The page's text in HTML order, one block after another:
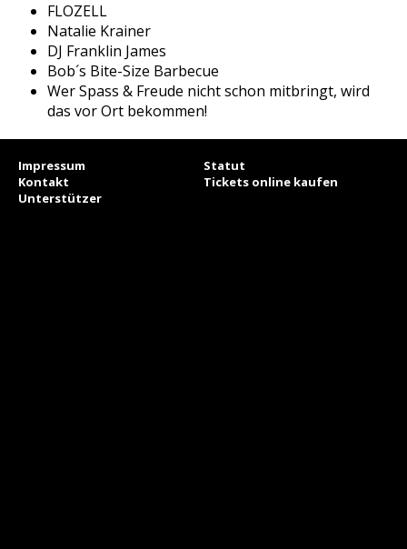
FLOZELL
Natalie Krainer
DJ Franklin James
Bob´s Bite-Size Barbecue
Wer Spass & Freude nicht schon mitbringt, wird
das vor Ort bekommen!
Impressum
Statut
Kontakt
Tickets online kaufen
Unterstützer